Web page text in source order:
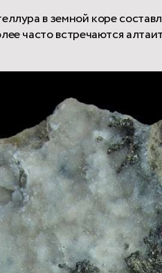
в земной коре
часто встречаются